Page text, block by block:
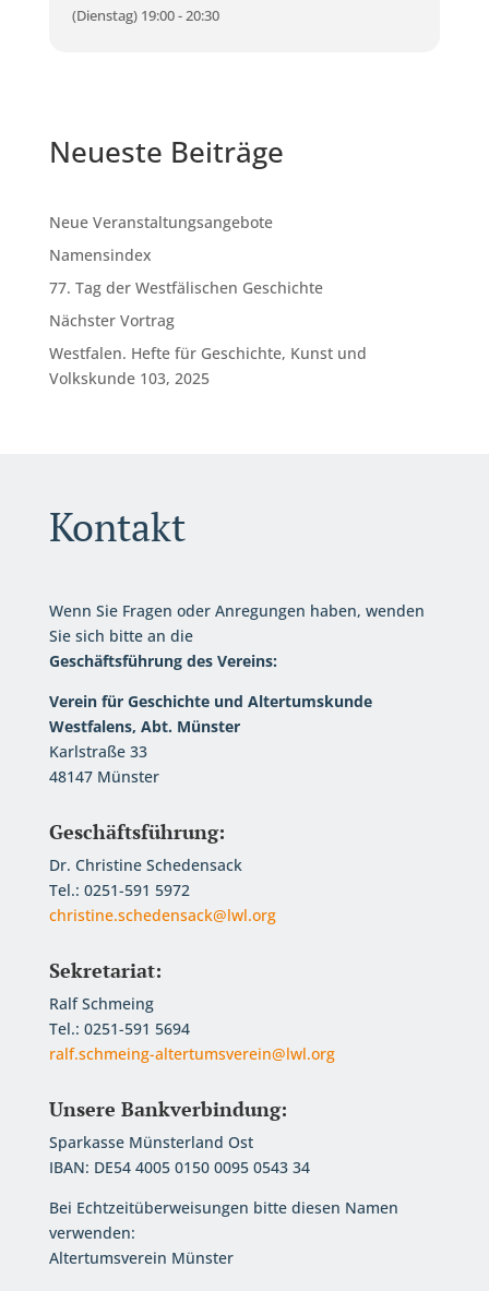
(Dienstag) 19:00 - 20:30
Neueste Beiträge
Neue Veranstaltungsangebote
Namensindex
77. Tag der Westfälischen Geschichte
Nächster Vortrag
Westfalen. Hefte für Geschichte, Kunst und
Volkskunde 103, 2025
Kontakt
Wenn Sie Fragen oder Anregungen haben, wenden
Sie sich bitte an die
Geschäftsführung des Vereins:
Verein für Geschichte und Altertumskunde
Westfalens, Abt. Münster
Karlstraße 33
48147 Münster
Geschäftsführung:
Dr. Christine Schedensack
Tel.: 0251-591 5972
christine.schedensack@lwl.org
Sekretariat:
Ralf Schmeing
Tel.: 0251-591 5694
ralf.schmeing-altertumsverein@lwl.org
Unsere Bankverbindung:
Sparkasse Münsterland Ost
IBAN: DE54 4005 0150 0095 0543 34
Bei Echtzeitüberweisungen bitte diesen Namen
verwenden:
Altertumsverein Münster